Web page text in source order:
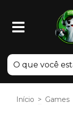
Início > Games